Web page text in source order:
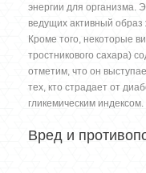
энергии для организма.
ведущих активный
Кроме того, некоторые
тростникового сахара)
отметим, что он
тех, кто страдает от
гликемическим индексом.
Вред и